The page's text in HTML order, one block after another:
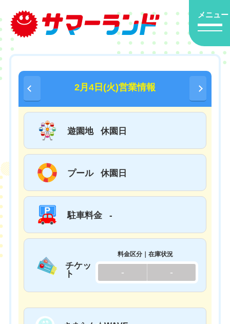
メニュー
2月4日(火)営業情報
遊園地 休園日
プール 休園日
駐車料金 -
チケッ
ト
料金区分｜在庫状況
- -